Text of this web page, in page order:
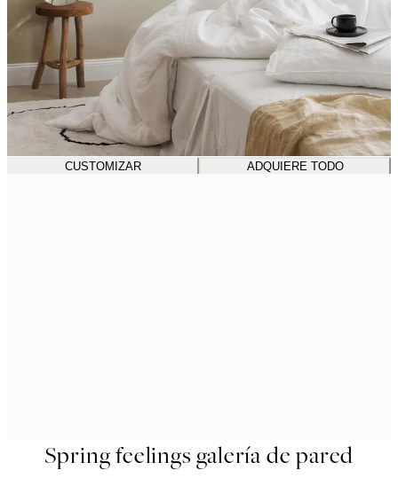
CUSTOMIZAR ADQUIERE TODO
Spring feelings galería de pared